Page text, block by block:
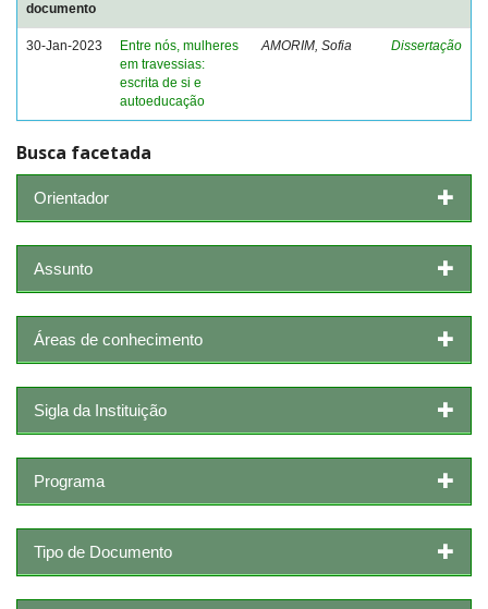
documento
30-Jan-2023
Entre nós, mulheres
em travessias:
escrita de si e
autoeducação
AMORIM, Sofia Dissertação
Busca facetada
Orientador
Assunto
Áreas de conhecimento
Sigla da Instituição
Programa
Tipo de Documento